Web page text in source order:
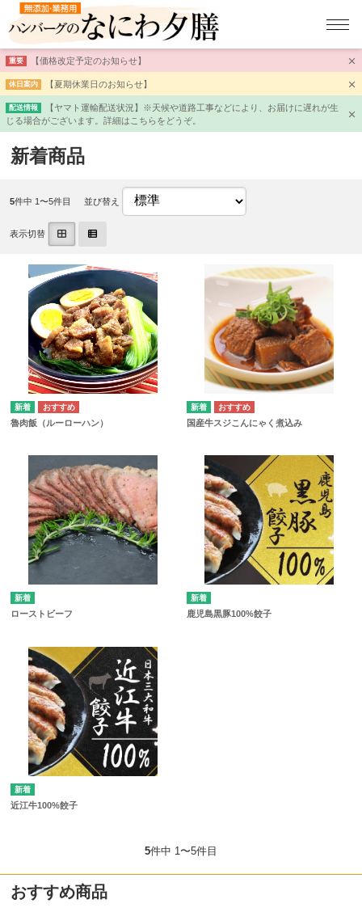
重要 【価格改定予定のお知らせ】
休日案内 【夏期休業日のお知らせ】
配送情報
【ヤマト運輸配送状況】※天候や道路工事などにより、お届けに遅れが生
じる場合がございます。詳細はこちらをどうぞ。
新着商品
5件中 1〜5件目 並び替え
表示切替
魯肉飯（ルーローハン） 国産牛スジこんにゃく煮込み
ローストビーフ 鹿児島黒豚100%餃子
近江牛100%餃子
5件中 1〜5件目
おすすめ商品